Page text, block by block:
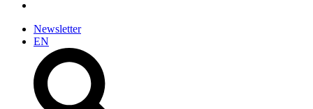
Newsletter
EN